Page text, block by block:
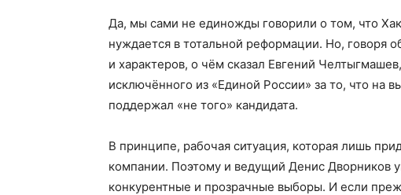
Да, мы сами не единожды говорили о том, что
нуждается в тотальной реформации. Но, говоря
и характеров, о чём сказал Евгений
исключённого из «Единой России» за то, что на
поддержал «не того» кандидата.
В принципе, рабочая ситуация, которая лишь
компании. Поэтому и ведущий Денис Дворников
конкурентные и прозрачные выборы. И если